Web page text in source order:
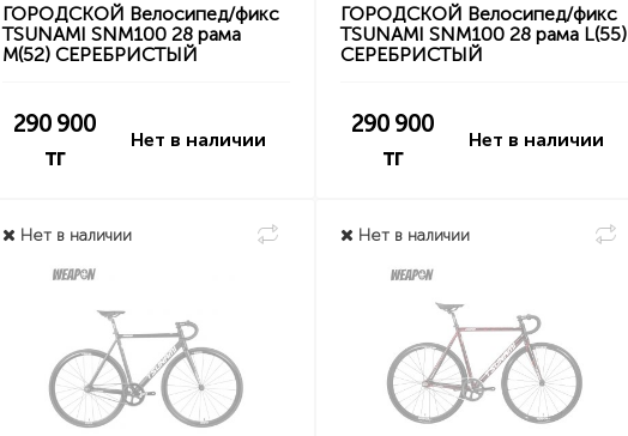
ГОРОДСКОЙ Велосипед/фикс
TSUNAMI SNM100 28 рама
M(52) СЕРЕБРИСТЫЙ
290 900
тг
Нет в наличии
ГОРОДСКОЙ Велосипед/фикс
TSUNAMI SNM100 28 рама L(55)
СЕРЕБРИСТЫЙ
290 900
тг
Нет в наличии
Нет в наличии Нет в наличии